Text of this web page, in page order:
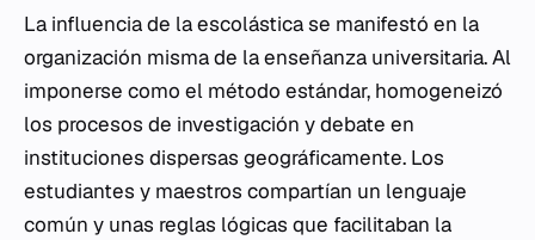
La influencia de la escolástica se manifestó en la
organización misma de la enseñanza universitaria. Al
imponerse como el método estándar, homogeneizó
los procesos de investigación y debate en
instituciones dispersas geográficamente. Los
estudiantes y maestros compartían un lenguaje
común y unas reglas lógicas que facilitaban la